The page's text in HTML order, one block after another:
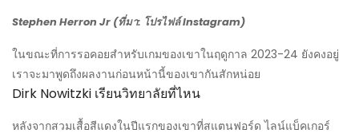
Stephen Herron Jr (ที่มา: โปรไฟล์ Instagram)
ในขณะที่การรอคอยสำหรับเกมของเขาในฤดูกาล 2023-24 ยังคงอยู่
เราจะมาพูดถึงผลงานก่อนหน้านี้ของเขากันสักหน่อย
Dirk Nowitzki เรียนวิทยาลัยที่ไหน
หลังจากสวมเสื้อสีแดงในปีแรกของเขาที่สแตนฟอร์ด ไลน์แบ็คเกอร์